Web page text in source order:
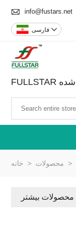
 info@fustars.net
فارسی 
خانه > محصولات >
محصولات بیشتر